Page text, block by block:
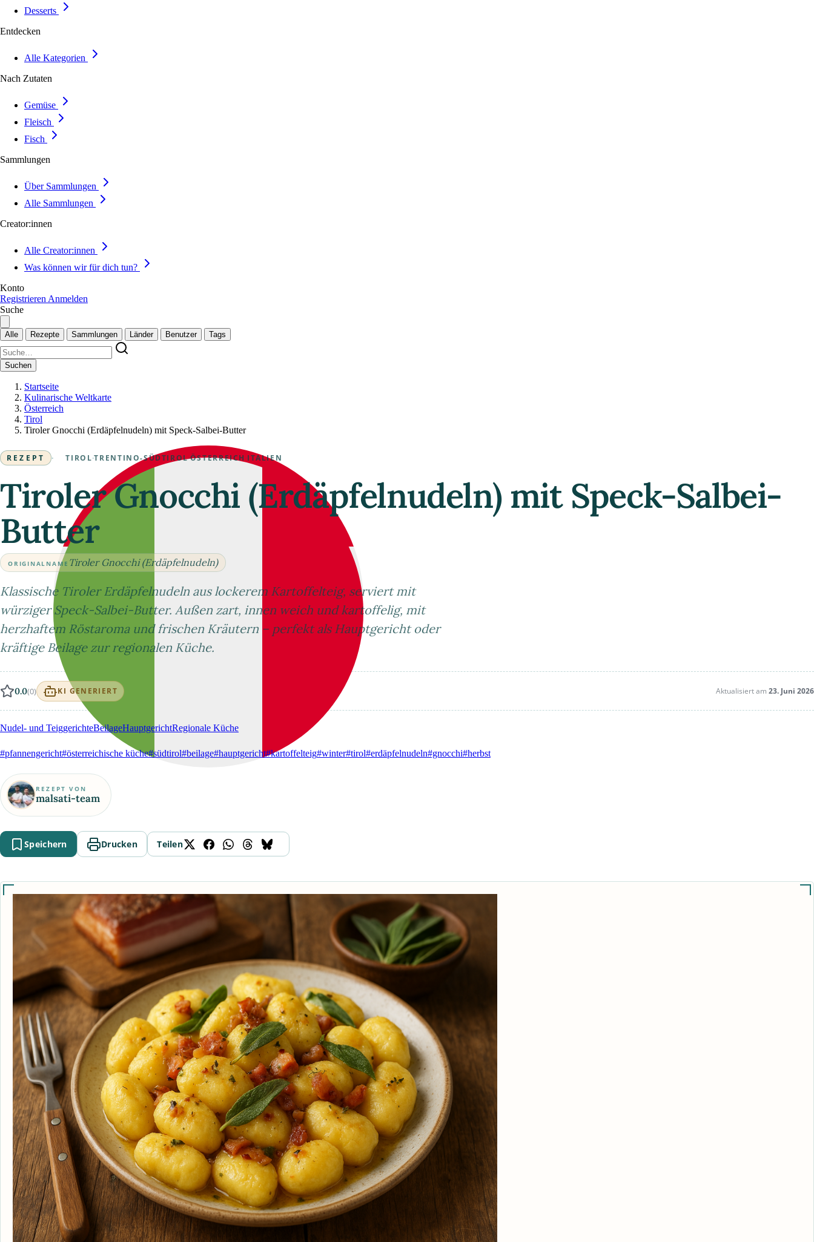
Desserts
Entdecken
Alle Kategorien
Nach Zutaten
Gemüse
Fleisch
Fisch
Sammlungen
Über Sammlungen
Alle Sammlungen
Creator:innen
Alle Creator:innen
Was können wir für dich tun?
Konto
Registrieren Anmelden
Suche
Alle Rezepte Sammlungen Länder Benutzer Tags
Suchen
Startseite
Kulinarische Weltkarte
Österreich
Tirol
Tiroler Gnocchi (Erdäpfelnudeln) mit Speck-Salbei-Butter
REZEPT · TIROL·TRENTINO-SÜDTIROL·ÖSTERREICH ·ITALIEN
Tiroler Gnocchi (Erdäpfelnudeln) mit Speck-Salbei-
Butter
ORIGINALNAME Tiroler Gnocchi (Erdäpfelnudeln)
Klassische Tiroler Erdäpfelnudeln aus lockerem Kartoffelteig, serviert mit
würziger Speck-Salbei-Butter. Außen zart, innen weich und kartoffelig, mit
herzhaftem Röstaroma und frischen Kräutern – perfekt als Hauptgericht oder
kräftige Beilage zur regionalen Küche.
0.0(0) KI GENERIERT Aktualisiert am 23. Juni 2026
Nudel- und TeiggerichteBeilageHauptgerichtRegionale Küche
#pfannengericht#österreichische küche#südtirol#beilage#hauptgericht#kartoffelteig#winter#tirol#erdäpfelnudeln#gnocchi#herbst
REZEPT VON
malsati-team
Speichern Drucken Teilen